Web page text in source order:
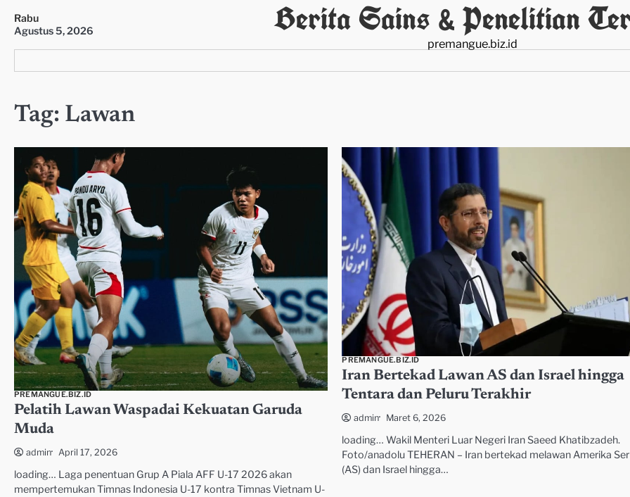
content
Rabu
Agustus 5, 2026
Berita Sains & Penelitian
premangue.biz.id
Tag: Lawan
PREMANGUE.BIZ.ID
Pelatih Lawan Waspadai Kekuatan Garuda
Muda
admin April 17, 2026
loading… Laga penentuan Grup A Piala AFF U-17 2026 akan
mempertemukan Timnas Indonesia U-17 kontra Timnas Vietnam U-
PREMANGUE.BIZ.ID
Iran Bertekad Lawan AS dan Israel hingga
Tentara dan Peluru Terakhir
admin Maret 6, 2026
loading… Wakil Menteri Luar Negeri Iran Saeed Khatibzadeh.
Foto/anadolu TEHERAN – Iran bertekad melawan Amerika
(AS) dan Israel hingga…